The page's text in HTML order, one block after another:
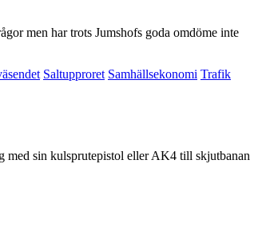
men har trots Jumshofs goda omdöme inte
Saltupproret Samhällsekonomi Trafik
med sin kulsprutepistol eller AK4 till skjutbanan